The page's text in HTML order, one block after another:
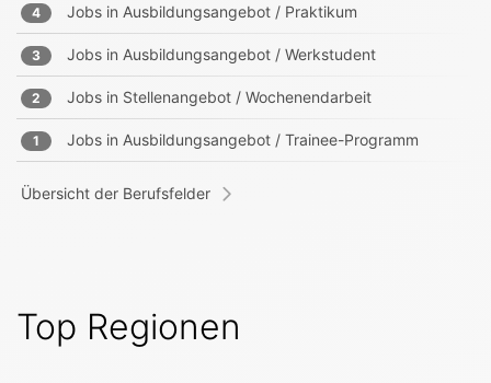
4 Jobs in Ausbildungsangebot / Praktikum
3 Jobs in Ausbildungsangebot / Werkstudent
2 Jobs in Stellenangebot / Wochenendarbeit
1 Jobs in Ausbildungsangebot / Trainee-Programm
Übersicht der Berufsfelder
Top Regionen